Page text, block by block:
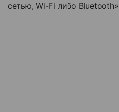
сетью, Wi-Fi либо